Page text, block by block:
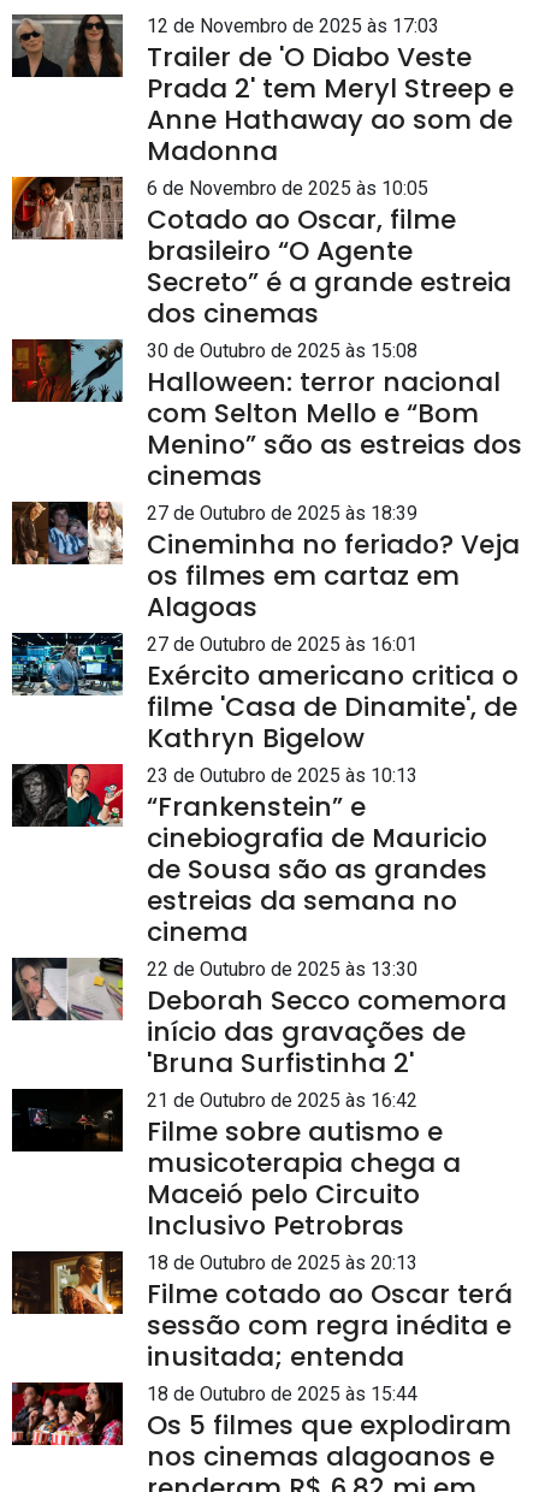
12 de Novembro de 2025 às 17:03
Trailer de 'O Diabo Veste
Prada 2' tem Meryl Streep e
Anne Hathaway ao som de
Madonna
6 de Novembro de 2025 às 10:05
Cotado ao Oscar, filme
brasileiro “O Agente
Secreto” é a grande estreia
dos cinemas
30 de Outubro de 2025 às 15:08
Halloween: terror nacional
com Selton Mello e “Bom
Menino” são as estreias dos
cinemas
27 de Outubro de 2025 às 18:39
Cineminha no feriado? Veja
os filmes em cartaz em
Alagoas
27 de Outubro de 2025 às 16:01
Exército americano critica o
filme 'Casa de Dinamite', de
Kathryn Bigelow
23 de Outubro de 2025 às 10:13
“Frankenstein” e
cinebiografia de Mauricio
de Sousa são as grandes
estreias da semana no
cinema
22 de Outubro de 2025 às 13:30
Deborah Secco comemora
início das gravações de
'Bruna Surfistinha 2'
21 de Outubro de 2025 às 16:42
Filme sobre autismo e
musicoterapia chega a
Maceió pelo Circuito
Inclusivo Petrobras
18 de Outubro de 2025 às 20:13
Filme cotado ao Oscar terá
sessão com regra inédita e
inusitada; entenda
18 de Outubro de 2025 às 15:44
Os 5 filmes que explodiram
nos cinemas alagoanos e